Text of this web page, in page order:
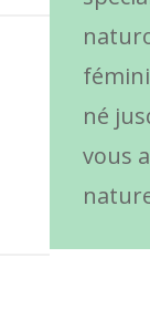
né
vous